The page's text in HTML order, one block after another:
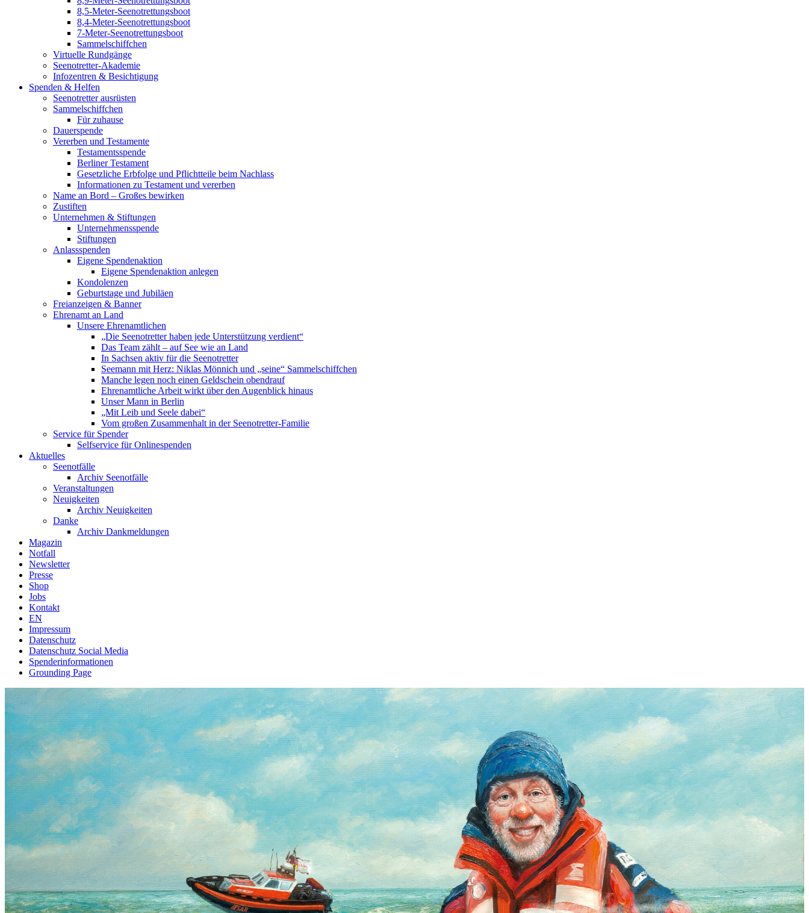
8,5-Meter-Seenotrettungsboot
8,4-Meter-Seenotrettungsboot
7-Meter-Seenotrettungsboot
Sammelschiffchen
Virtuelle Rundgänge
Seenotretter-Akademie
Infozentren & Besichtigung
Spenden & Helfen
Seenotretter ausrüsten
Sammelschiffchen
Für zuhause
Dauerspende
Vererben und Testamente
Testamentsspende
Berliner Testament
Gesetzliche Erbfolge und Pflichtteile beim Nachlass
Informationen zu Testament und vererben
Name an Bord – Großes bewirken
Zustiften
Unternehmen & Stiftungen
Unternehmensspende
Stiftungen
Anlassspenden
Eigene Spendenaktion
Eigene Spendenaktion anlegen
Kondolenzen
Geburtstage und Jubiläen
Freianzeigen & Banner
Ehrenamt an Land
Unsere Ehrenamtlichen
„Die Seenotretter haben jede Unterstützung verdient“
Das Team zählt – auf See wie an Land
In Sachsen aktiv für die Seenotretter
Seemann mit Herz: Niklas Mönnich und „seine“ Sammelschiffchen
Manche legen noch einen Geldschein obendrauf
Ehrenamtliche Arbeit wirkt über den Augenblick hinaus
Unser Mann in Berlin
„Mit Leib und Seele dabei“
Vom großen Zusammenhalt in der Seenotretter-Familie
Service für Spender
Selfservice für Onlinespenden
Aktuelles
Seenotfälle
Archiv Seenotfälle
Veranstaltungen
Neuigkeiten
Archiv Neuigkeiten
Danke
Archiv Dankmeldungen
Magazin
Notfall
Newsletter
Presse
Shop
Jobs
Kontakt
EN
Impressum
Datenschutz
Datenschutz Social Media
Spenderinformationen
Grounding Page